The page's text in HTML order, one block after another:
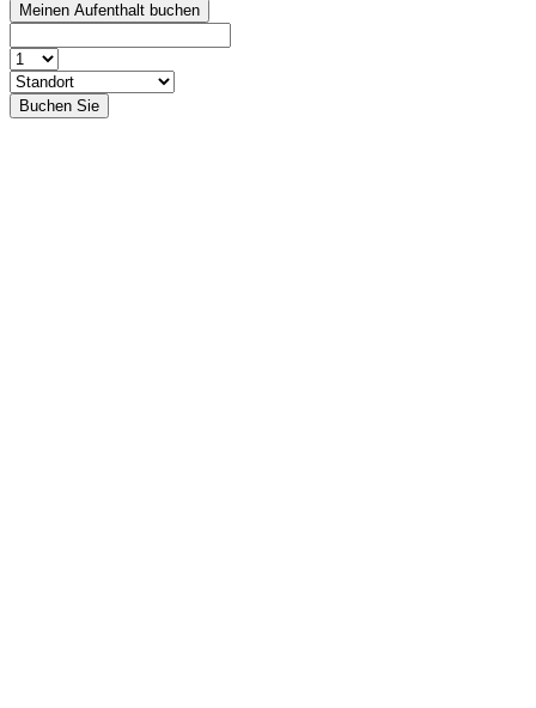
Meinen Aufenthalt buchen
Buchen Sie